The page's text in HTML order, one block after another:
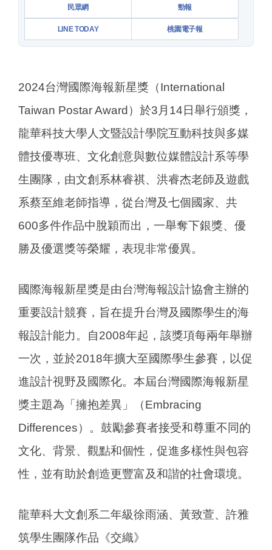
民眾網 勁報
LINE TODAY 桃園電子報
2024台灣國際海報新星獎（International
Taiwan Postar Award）於3月14日舉行頒獎，
龍華科技大學人文暨設計學院互動科技與多媒
體技優專班、文化創意與數位媒體設計系等學
生團隊，由文創系林睿祺、洪睿杰老師及遊戲
系蔡至維老師指導，從台灣及七個國家、共
600多件作品中脫穎而出，一舉奪下銀獎、優
勝及優選獎等榮耀，表現非常優異。
國際海報新星獎是由台灣海報設計協會主辦的
重要設計競賽，旨在提升台灣及國際學生的海
報設計能力。自2008年起，該獎項每兩年舉辦
一次，並於2018年擴大至國際學生參賽，以促
進設計視野及國際化。本屆台灣國際海報新星
獎主題為「擁抱差異」（Embracing
Differences）。鼓勵參賽者接受和尊重不同的
文化、背景、觀點和個性，促進多樣性與包容
性，並有助於創造更豐富及和諧的社會環境。
龍華科大文創系二年級徐雨涵、黃致萱、許雅
筑學生團隊作品《交織》